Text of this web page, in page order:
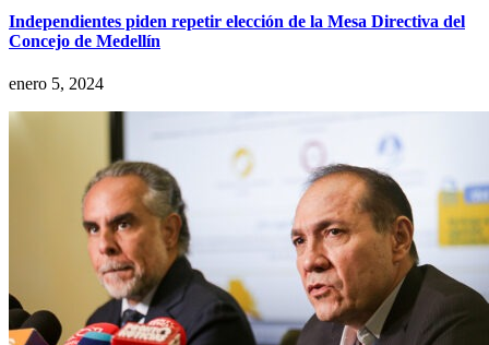
Independientes piden repetir elección de la Mesa Directiva del
Concejo de Medellín
enero 5, 2024